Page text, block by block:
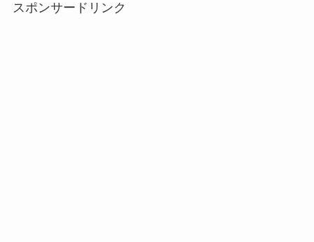
スポンサードリンク